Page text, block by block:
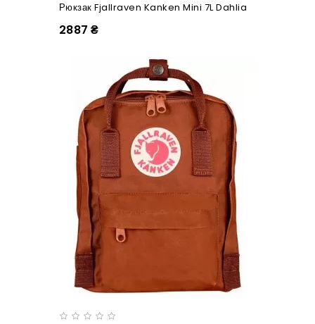
Рюкзак Fjallraven Kanken Mini 7L Dahlia
2887 ₴